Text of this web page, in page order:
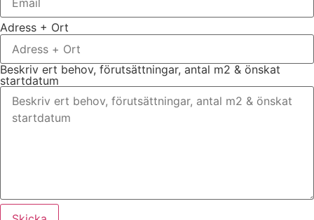
Adress + Ort
Beskriv ert behov, förutsättningar, antal m2 & önskat
startdatum